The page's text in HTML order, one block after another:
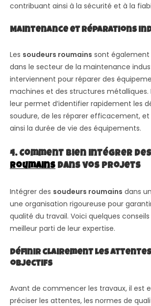
contribuant ainsi à la sécurité et à la
Maintenance et réparations
Les soudeurs roumains sont également
dans le secteur de la maintenance
interviennent pour réparer des
machines et des structures métalliques.
leur permet d’identifier rapidement les
soudure, de les réparer efficacement,
ainsi la durée de vie des équipements.
4. Comment bien intégrer des
roumains dans vos projets
Intégrer des soudeurs roumains dans
une organisation rigoureuse pour
qualité du travail. Voici quelques
meilleur parti de leur expertise.
Définir clairement les
objectifs
Avant de commencer les travaux, il est
préciser les attentes, les normes de